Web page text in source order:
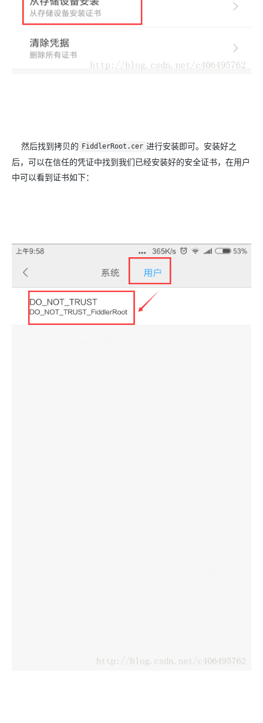
然后找到拷贝的 FiddlerRoot.cer 进行安装即可。安装好之
后，可以在信任的凭证中找到我们已经安装好的安全证书，在用户
中可以看到证书如下：